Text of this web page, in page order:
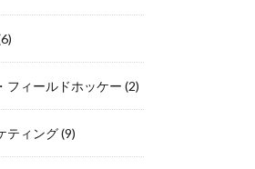
フィールドホッケー (2)
ティング(9)